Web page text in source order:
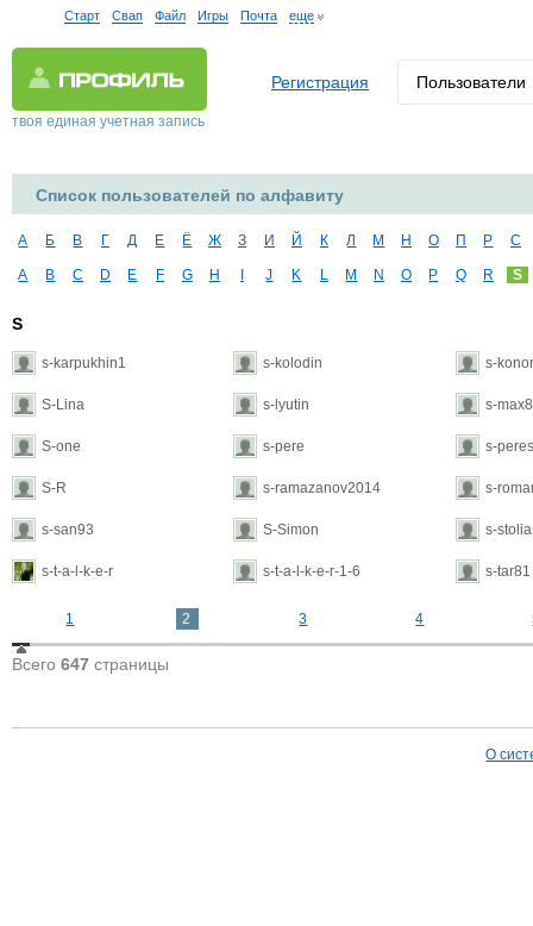
Старт Свап Файл Игры Почта еще
твоя единая учетная запись
Регистрация Пользователи
Список пользователей по алфавиту
А Б В Г Д Е Ё Ж З И Й К Л М Н О П Р С
A B C D E F G H J K L M N O P Q R S
S
s-karpukhin1 s-kolodin s-
S-Lina s-lyutin s-
S-one s-pere s-peres
S-R s-ramazanov2014 s-
s-san93 S-Simon s-
s-t-a-l-k-e-r s-t-a-l-k-e-r-1-6 s-tar81
1 2 3 4
Всего 647 страницы
О